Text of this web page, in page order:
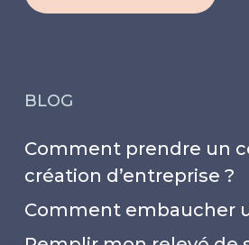
BLOG
Comment prendre un
création d’entreprise ?
Comment embaucher